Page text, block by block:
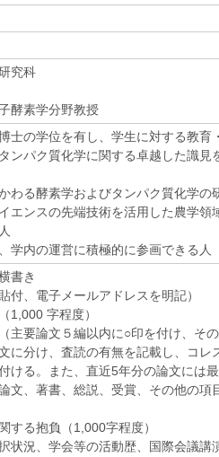
究科
酵素学分野教授
士の学位を有し、学生に対する教育
ンパク質化学に関する卓越した識
わる酵素学およびタンパク質化学
エンスの先端技術を活用した農学領
学内の運営に積極的に参画できる人
書き
付、電子メールアドレスを明記）
1,000 字程度）
主要論文５編以内に○印を付け、そ
に分け、査読の有無を記載し、コレ
ける。また、直近5年分の論文には
文、著書、総説、受賞、その他の項
する抱負（1,000字程度）
状況、学会等の活動歴、国際会議講